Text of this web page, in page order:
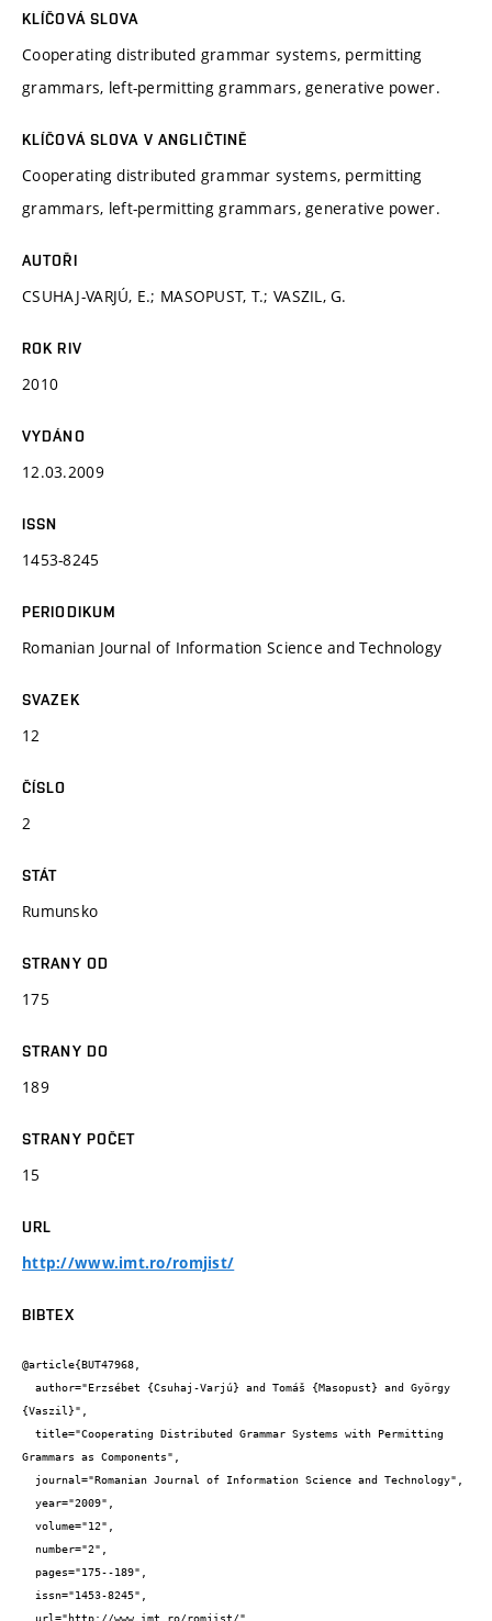
KLÍČOVÁ SLOVA
Cooperating distributed grammar systems, permitting
grammars, left-permitting grammars, generative power.
KLÍČOVÁ SLOVA V ANGLIČTINĚ
Cooperating distributed grammar systems, permitting
grammars, left-permitting grammars, generative power.
AUTOŘI
CSUHAJ-VARJÚ, E.; MASOPUST, T.; VASZIL, G.
ROK RIV
2010
VYDÁNO
12.03.2009
ISSN
1453-8245
PERIODIKUM
Romanian Journal of Information Science and Technology
SVAZEK
12
ČÍSLO
2
STÁT
Rumunsko
STRANY OD
175
STRANY DO
189
STRANY POČET
15
URL
http://www.imt.ro/romjist/
BIBTEX
@article{BUT47968,
{Vaszil}",
Grammars as Components",